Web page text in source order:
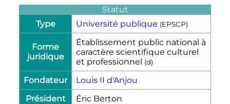
Statut
Type
Université publique (EPSCP)
Forme
juridique
Établissement public national à
caractère scientifique culturel
et professionnel (d)
Fondateur
Louis II d'Anjou
Président
Éric Berton